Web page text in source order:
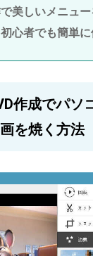
美しいメニュ
心者でも簡単
作成でパソ
を焼く方法